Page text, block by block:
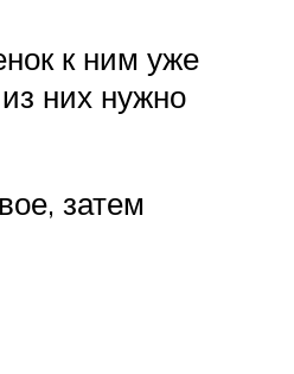
к ним уже
них нужно
затем